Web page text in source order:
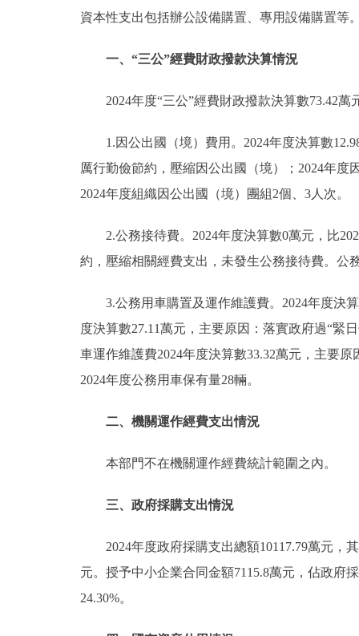
資本性支出包括辦公設備購置、專用設備購置等
一、“三公”經費財政撥款決算情況
2024年度“三公”經費財政撥款決算數73.42
1.因公出國（境）費用。2024年度決算數
厲行勤儉節約，壓縮因公出國（境）；2024年
2024年度組織因公出國（境）團組2個、3人次。
2.公務接待費。2024年度決算數0萬元，比
約，壓縮相關經費支出，未發生公務接待費。公
3.公務用車購置及運作維護費。2024年度決
度決算數27.11萬元，主要原因：落實政府過“緊
車運作維護費2024年度決算數33.32萬元，主要
2024年度公務用車保有量28輛。
二、機關運作經費支出情況
本部門不在機關運作經費統計範圍之內。
三、政府採購支出情況
2024年度政府採購支出總額10117.79萬元，
元。授予中小企業合同金額7115.8萬元，佔政府
24.30%。